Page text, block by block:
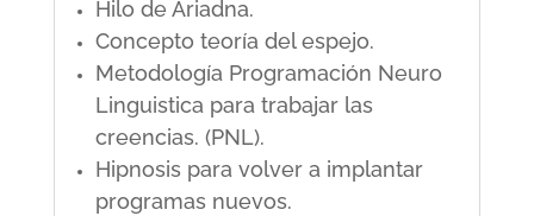
Hilo de Ariadna.
Concepto teoría del espejo.
Metodología Programación Neuro
Linguistica para trabajar las
creencias. (PNL).
Hipnosis para volver a implantar
programas nuevos.